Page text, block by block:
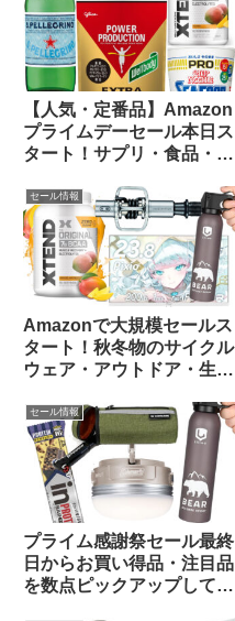
【人気・定番品】Amazon
プライムデーセール本日ス
タート！サプリ・食品・飲
ップしてみました
セール情報
Amazonで大規模セールス
タート！秋冬物のサイクル
ウェア・アウトドア・生活
クアップしてみました
セール情報
プライム感謝祭セール最終
日からお買い得品・注目品
を数点ピックアップしてみ